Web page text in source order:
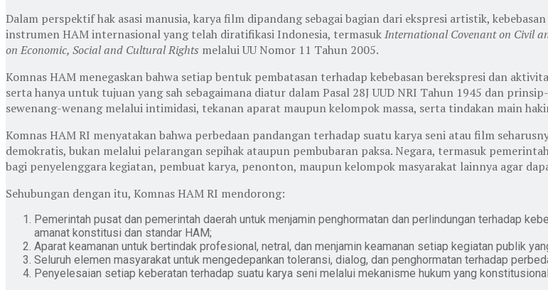
Dalam perspektif hak asasi manusia, karya film dipandang sebagai bagian dari ekspresi artistik,
instrumen HAM internasional yang telah diratifikasi Indonesia, termasukInternational Covenant on Civil
on Economic, Social and Cultural Rights melalui UU Nomor 11 Tahun 2005.
Komnas HAM menegaskan bahwa setiap bentuk pembatasan terhadap kebebasan berekspresi dan
serta hanya untuk tujuan yang sah sebagaimana diatur dalam Pasal 28J UUD NRI Tahun 1945 dan
sewenang-wenang melalui intimidasi, tekanan aparat maupun kelompok massa, serta tindakan main
Komnas HAM RI menyatakan bahwa perbedaan pandangan terhadap suatu karya seni atau film
demokratis, bukan melalui pelarangan sepihak ataupun pembubaran paksa. Negara, termasuk
bagi penyelenggara kegiatan, pembuat karya, penonton, maupun kelompok masyarakat lainnya agar
Sehubungan dengan itu, Komnas HAM RI mendorong:
Pemerintah pusat dan pemerintah daerah untuk menjamin penghormatan dan perlindungan terhadap
amanat konstitusi dan standar HAM;
Aparat keamanan untuk bertindak profesional, netral, dan menjamin keamanan setiap kegiatan publik
Seluruh elemen masyarakat untuk mengedepankan toleransi, dialog, dan penghormatan terhadap
Penyelesaian setiap keberatan terhadap suatu karya seni melalui mekanisme hukum yang